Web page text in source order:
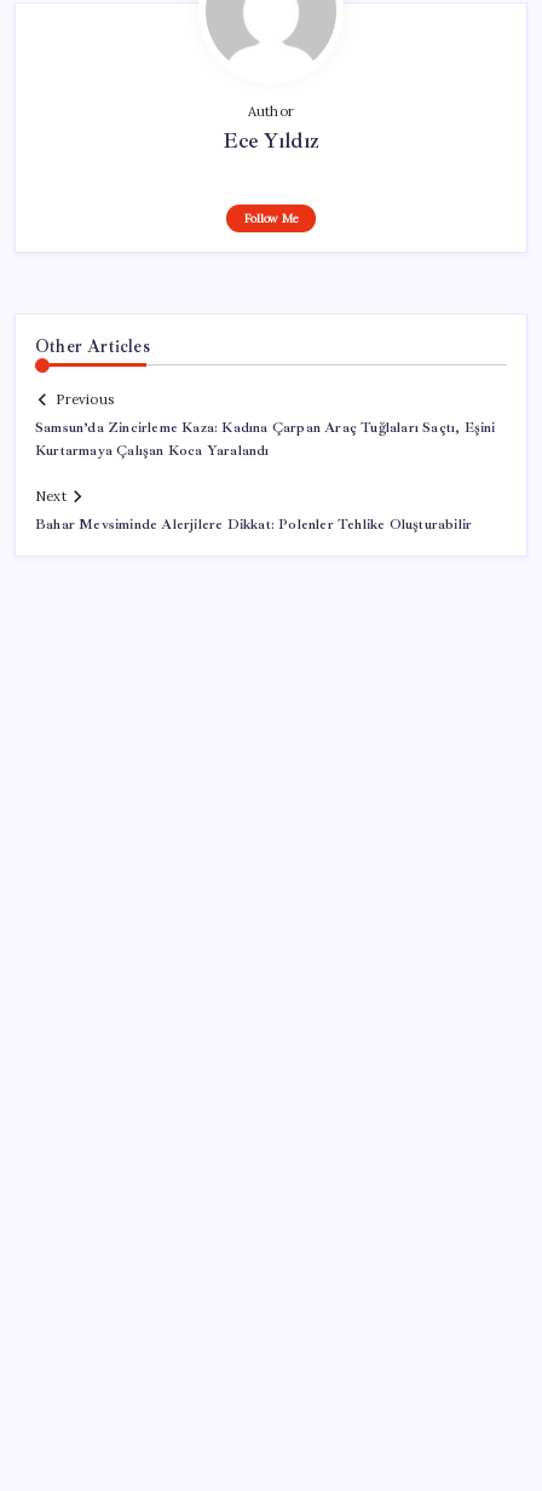
Author
Ece Yıldız
Follow Me
Other Articles
Previous
Samsun’da Zincirleme Kaza: Kadına Çarpan Araç Tuğlaları Saçtı, Eşini
Kurtarmaya Çalışan Koca Yaralandı
Next
Bahar Mevsiminde Alerjilere Dikkat: Polenler Tehlike Oluşturabilir